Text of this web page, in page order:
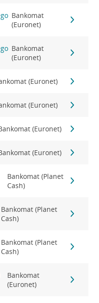
Bankomat
(Euronet)
Bankomat
(Euronet)
(Euronet)
(Euronet)
(Euronet)
(Euronet)
Bankomat (Planet
Cash)
Bankomat (Planet
Cash)
Bankomat (Planet
Cash)
Bankomat
(Euronet)